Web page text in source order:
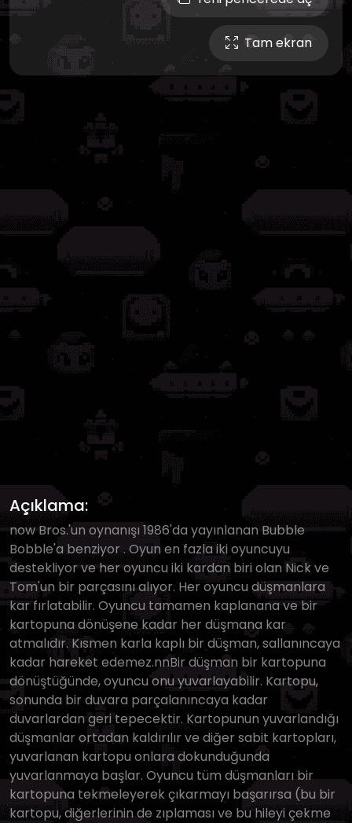
Tam ekran
Açıklama:
now Bros.'un oynanışı 1986'da yayınlanan Bubble
Bobble'a benziyor . Oyun en fazla iki oyuncuyu
destekliyor ve her oyuncu iki kardan biri olan Nick ve
Tom'un bir parçasını alıyor. Her oyuncu düşmanlara
kar fırlatabilir. Oyuncu tamamen kaplanana ve bir
kartopuna dönüşene kadar her düşmana kar
atmalıdır. Kısmen karla kaplı bir düşman, sallanıncaya
kadar hareket edemez.nnBir düşman bir kartopuna
dönüştüğünde, oyuncu onu yuvarlayabilir. Kartopu,
sonunda bir duvara parçalanıncaya kadar
duvarlardan geri tepecektir. Kartopunun yuvarlandığı
düşmanlar ortadan kaldırılır ve diğer sabit kartopları,
yuvarlanan kartopu onlara dokunduğunda
yuvarlanmaya başlar. Oyuncu tüm düşmanları bir
kartopuna tekmeleyerek çıkarmayı başarırsa (bu bir
kartopu, diğerlerinin de zıplaması ve bu hileyi çekme